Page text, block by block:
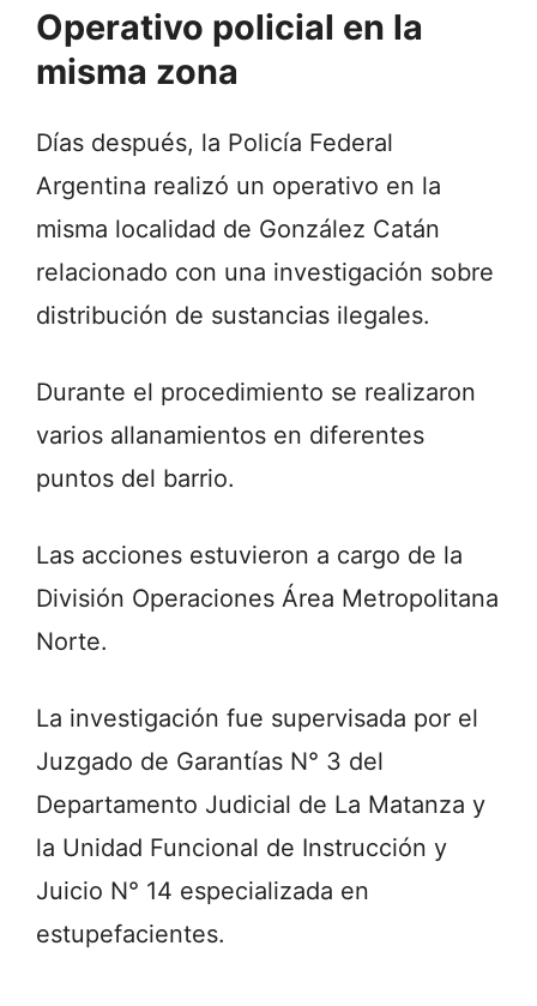
Operativo policial en la
misma zona
Días después, la Policía Federal
Argentina realizó un operativo en la
misma localidad de González Catán
relacionado con una investigación sobre
distribución de sustancias ilegales.
Durante el procedimiento se realizaron
varios allanamientos en diferentes
puntos del barrio.
Las acciones estuvieron a cargo de la
División Operaciones Área Metropolitana
Norte.
La investigación fue supervisada por el
Juzgado de Garantías N° 3 del
Departamento Judicial de La Matanza y
la Unidad Funcional de Instrucción y
Juicio N° 14 especializada en
estupefacientes.